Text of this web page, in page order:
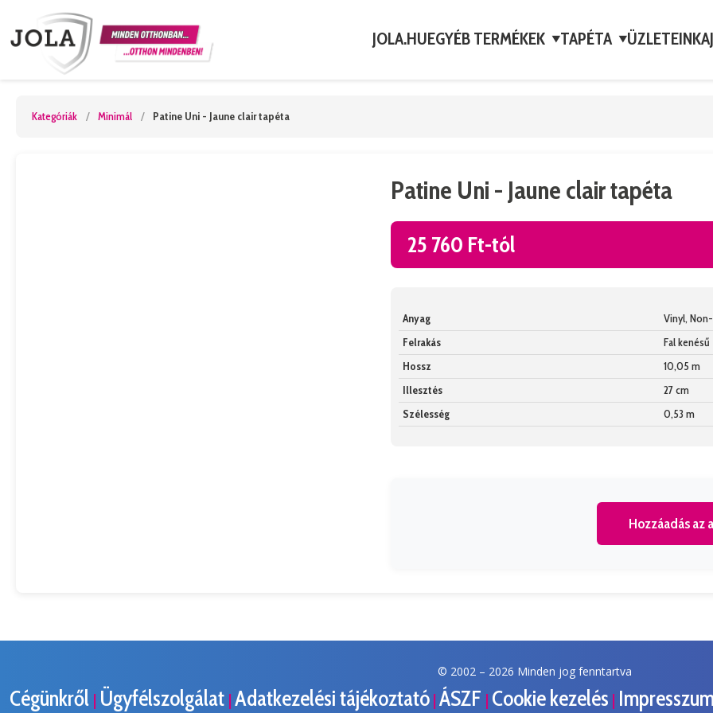
JOLA.HUEGYÉB TERMÉKEK ▼TAPÉTA ▼ÜZLETEINK
Kategóriák / Minimál / Patine Uni - Jaune clair tapéta
Patine Uni - Jaune clair tapéta
25 760 Ft-tól
Anyag
Vinyl,
Felrakás
Fal kenésű
Hossz
10,05 m
Illesztés
27 cm
Szélesség
0,53 m
Hozzáadás az
© 2002 – 2026 Minden jog fenntartva
Cégünkről | Ügyfélszolgálat | Adatkezelési tájékoztató | ÁSZF | Cookie kezelés |